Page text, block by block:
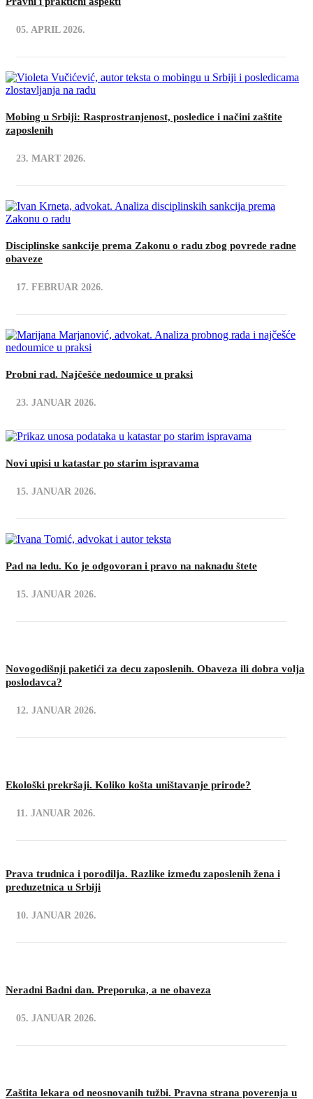
05. APRIL 2026.
Mobing u Srbiji: Rasprostranjenost, posledice i načini zaštite
zaposlenih
23. MART 2026.
Disciplinske sankcije prema Zakonu o radu zbog povrede radne
obaveze
17. FEBRUAR 2026.
Probni rad. Najčešće nedoumice u praksi
23. JANUAR 2026.
Novi upisi u katastar po starim ispravama
15. JANUAR 2026.
Pad na ledu. Ko je odgovoran i pravo na naknadu štete
15. JANUAR 2026.
Novogodišnji paketići za decu zaposlenih. Obaveza ili dobra volja
poslodavca?
12. JANUAR 2026.
Ekološki prekršaji. Koliko košta uništavanje prirode?
11. JANUAR 2026.
Prava trudnica i porodilja. Razlike između zaposlenih žena i
preduzetnica u Srbiji
10. JANUAR 2026.
Neradni Badni dan. Preporuka, a ne obaveza
05. JANUAR 2026.
Zaštita lekara od neosnovanih tužbi. Pravna strana poverenja u